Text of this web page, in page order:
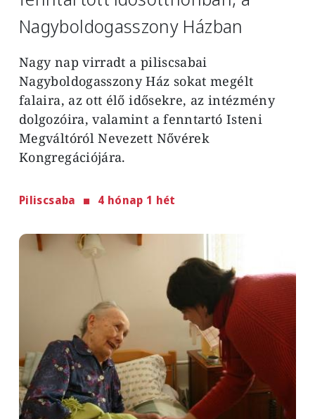
Nagyboldogasszony Házban
Nagy nap virradt a piliscsabai
Nagyboldogasszony Ház sokat megélt
falaira, az ott élő idősekre, az intézmény
dolgozóira, valamint a fenntartó Isteni
Megváltóról Nevezett Nővérek
Kongregációjára.
Piliscsaba 4 hónap 1 hét
Image